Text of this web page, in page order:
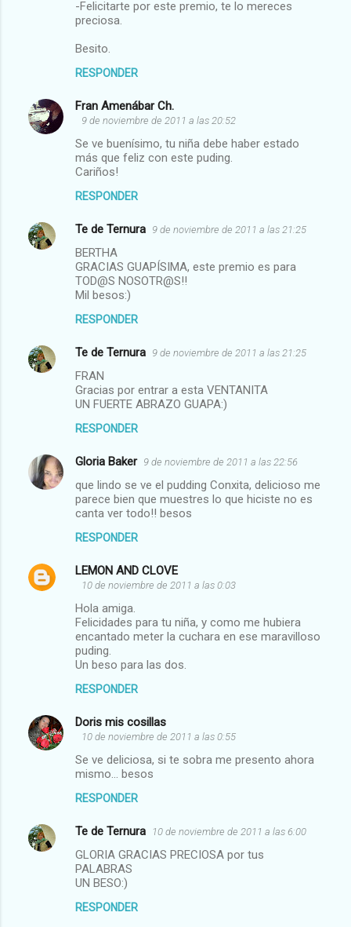
-Felicitarte por este premio, te lo mereces
preciosa.
Besito.
RESPONDER
Fran Amenábar Ch.
9 de noviembre de 2011 a las 20:52
Se ve buenísimo, tu niña debe haber estado
más que feliz con este puding.
Cariños!
RESPONDER
Te de Ternura 9 de noviembre de 2011 a las 21:25
BERTHA
GRACIAS GUAPÍSIMA, este premio es para
TOD@S NOSOTR@S!!
Mil besos:)
RESPONDER
Te de Ternura 9 de noviembre de 2011 a las 21:25
FRAN
Gracias por entrar a esta VENTANITA
UN FUERTE ABRAZO GUAPA:)
RESPONDER
Gloria Baker 9 de noviembre de 2011 a las 22:56
que lindo se ve el pudding Conxita, delicioso me
parece bien que muestres lo que hiciste no es
canta ver todo!! besos
RESPONDER
LEMON AND CLOVE
10 de noviembre de 2011 a las 0:03
Hola amiga.
Felicidades para tu niña, y como me hubiera
encantado meter la cuchara en ese maravilloso
puding.
Un beso para las dos.
RESPONDER
Doris mis cosillas
10 de noviembre de 2011 a las 0:55
Se ve deliciosa, si te sobra me presento ahora
mismo... besos
RESPONDER
Te de Ternura 10 de noviembre de 2011 a las 6:00
GLORIA GRACIAS PRECIOSA por tus
PALABRAS
UN BESO:)
RESPONDER